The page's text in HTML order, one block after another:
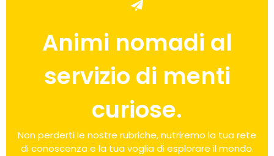
Animi nomadi al
servizio di menti
curiose.
Non perderti le nostre rubriche, nutriremo la tua rete
di conoscenza e la tua voglia di esplorare il mondo.